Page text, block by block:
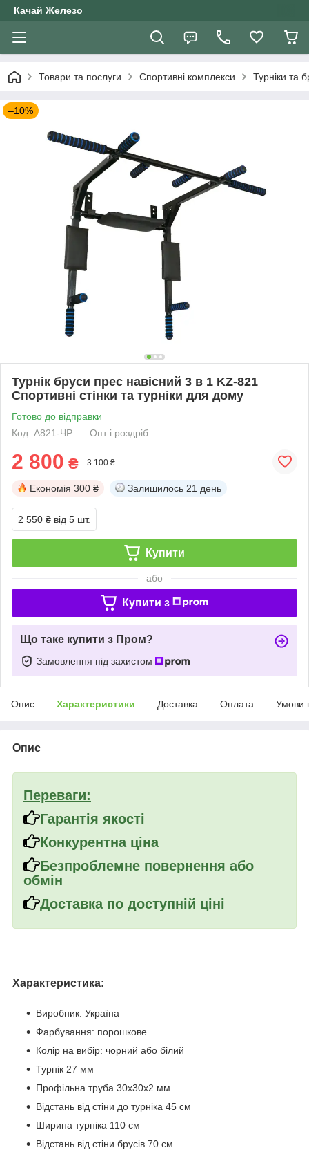
Качай Железо
Товари та послуги Спортивні комплекси Турніки та
–10%
Турнік бруси прес навісний 3 в 1 KZ-821
Спортивні стінки та турніки для дому
Готово до відправки
Код: А821-ЧР
Опт і роздріб
2 800 ₴ 3 100 ₴
Економія 300 ₴ Залишилось 21 день
2 550 ₴ від 5 шт.
Купити
або
Купити з
Що таке купити з Пром?
Замовлення під захистом
Опис Характеристики Доставка Оплата Умови
Опис
Переваги:
Гарантія якості
Конкурентна ціна
Безпроблемне повернення або
обмін
Доставка по доступній ціні
Характеристика:
Виробник: Україна
Фарбування: порошкове
Колір на вибір: чорний або білий
Турнік 27 мм
Профільна труба 30х30х2 мм
Відстань від стіни до турніка 45 см
Ширина турніка 110 см
Відстань від стіни брусів 70 см